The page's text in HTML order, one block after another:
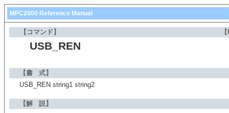
MPC2000 Reference Manual
【コマンド】
USB_REN
【書 式】
USB_REN string1 string2
【解 説】